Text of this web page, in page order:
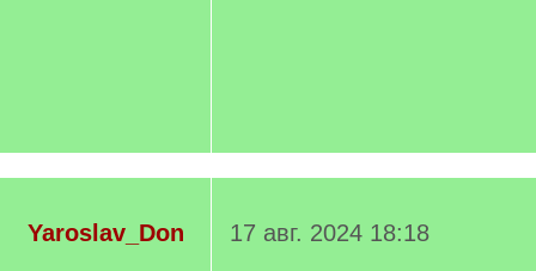
Yaroslav_Don
17 авг. 2024 18:18